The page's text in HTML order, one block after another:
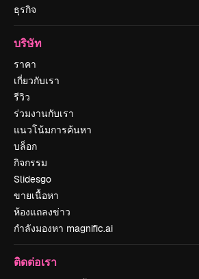
ธุรกิจ
บริษัท
ราคา
เกี่ยวกับเรา
รีวิว
ร่วมงานกับเรา
แนวโน้มการค้นหา
บล็อก
กิจกรรม
Slidesgo
ขายเนื้อหา
ห้องแถลงข่าว
กำลังมองหา magnific.ai
ติดต่อเรา